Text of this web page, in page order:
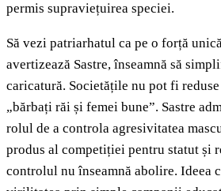
permis supraviețuirea speciei.
Să vezi patriarhatul ca pe o forță
avertizează Sastre, înseamnă să
caricatură. Societățile nu pot fi
„bărbați răi și femei bune”. Sastre
rolul de a controla agresivitatea
produs al competiției pentru statut și
controlul nu înseamnă abolire. Ideea